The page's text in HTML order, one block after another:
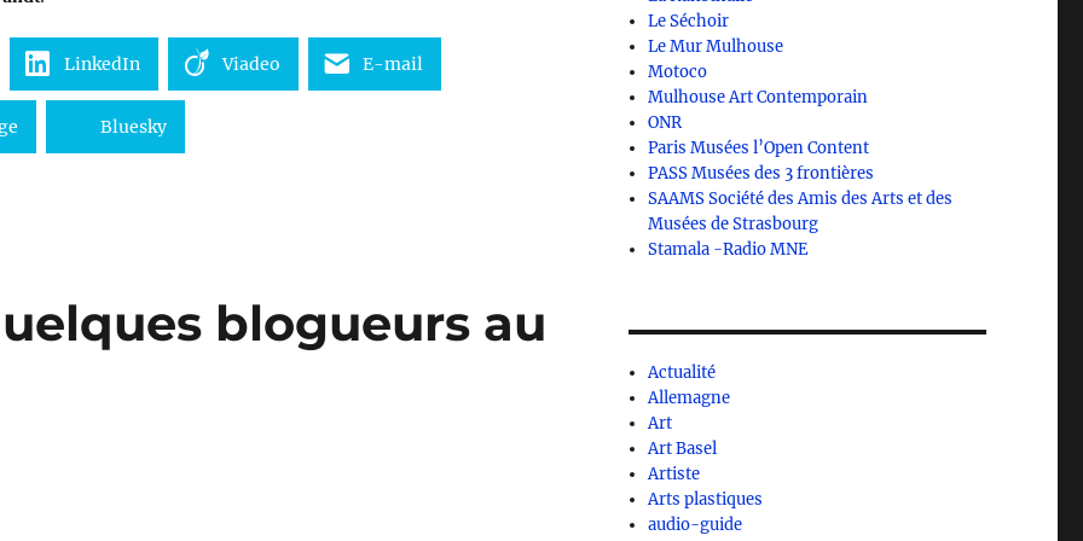
LinkedIn Viadeo E-mail
Bluesky
blogueurs au
Le Séchoir
Le Mur Mulhouse
Motoco
Mulhouse Art Contemporain
ONR
Paris Musées l’Open Content
PASS Musées des 3 frontières
SAAMS Société des Amis des Arts et des
Musées de Strasbourg
Stamala -Radio MNE
Actualité
Allemagne
Art
Art Basel
Artiste
Arts plastiques
audio-guide